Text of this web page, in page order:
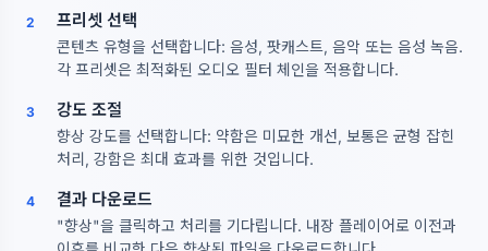
2 프리셋 선택
콘텐츠 유형을 선택합니다: 음성, 팟캐스트, 음악 또는 음성 녹음.
각 프리셋은 최적화된 오디오 필터 체인을 적용합니다.
3 강도 조절
향상 강도를 선택합니다: 약함은 미묘한 개선, 보통은 균형 잡힌
처리, 강함은 최대 효과를 위한 것입니다.
4 결과 다운로드
"향상"을 클릭하고 처리를 기다립니다. 내장 플레이어로 이전과